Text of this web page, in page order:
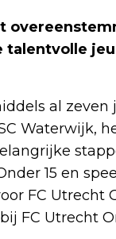
talentvolle
al zeven
Waterwijk,
15 en
FC
FC Utrecht